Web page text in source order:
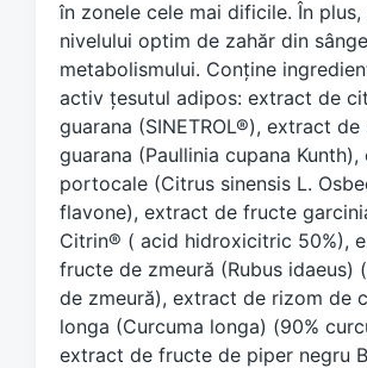
w
t
h
în zonele cele mai dificile. În plus,
nivelului optim de zahăr din
metabolismului. Conține
activ țesutul adipos: extract de
guarana (SINETROL®), extract
guarana (Paullinia cupana
portocale (Citrus sinensis L.
flavone), extract de fructe
Citrin® ( acid hidroxicitric 50%),
fructe de zmeură (Rubus idaeus)
de zmeură), extract de rizom de
longa (Curcuma longa) (90%
extract de fructe de piper negru